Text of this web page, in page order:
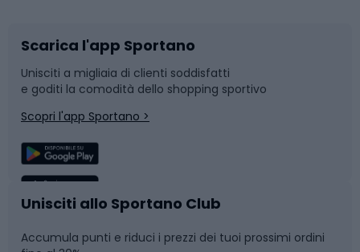
Bushcraft
Corsa
Sport di squadra
Caschi da ciclismo
Slitte e slittini
Snowboard
Camminata nordica
Nuoto
Scarica l'app Sportano
Unisciti a migliaia di clienti soddisfatti
e goditi la comodità dello shopping sportivo
Scopri l'app Sportano >
Unisciti allo Sportano Club
Accumula punti e riduci i prezzi dei tuoi prossimi ordini